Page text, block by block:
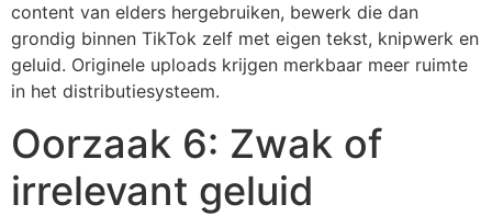
content van elders hergebruiken, bewerk die dan
grondig binnen TikTok zelf met eigen tekst, knipwerk en
geluid. Originele uploads krijgen merkbaar meer ruimte
in het distributiesysteem.
Oorzaak 6: Zwak of
irrelevant geluid